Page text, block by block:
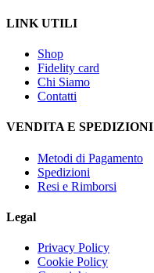
LINK UTILI
Shop
Fidelity card
Chi Siamo
Contatti
VENDITA E SPEDIZIONI
Metodi di Pagamento
Spedizioni
Resi e Rimborsi
Legal
Privacy Policy
Cookie Policy